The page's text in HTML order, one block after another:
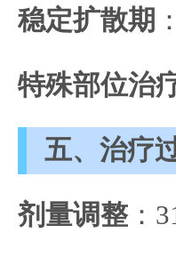
稳定扩散期
特殊部位治
五、治疗
剂量调整：